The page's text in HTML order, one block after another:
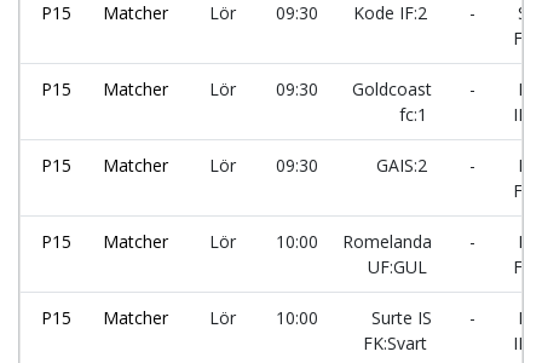
P15 Matcher Lör 09:30 Kode IF:2 -
P15 Matcher Lör 09:30
Goldcoast
fc:1
-
P15 Matcher Lör 09:30 GAIS:2 -
P15 Matcher Lör 10:00
Romelanda
UF:GUL
-
P15 Matcher Lör 10:00
Surte IS
FK:Svart
-